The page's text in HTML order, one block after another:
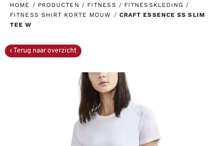
HOME / PRODUCTEN / FITNESS / FITNESSKLEDING /
FITNESS SHIRT KORTE MOUW / CRAFT ESSENCE SS SLIM
TEE W